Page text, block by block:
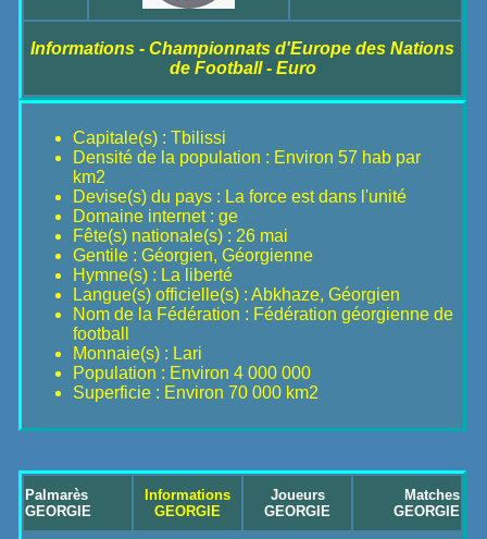
Informations - Championnats d'Europe des Nations
de Football - Euro
Capitale(s) : Tbilissi
Densité de la population : Environ 57 hab par
km2
Devise(s) du pays : La force est dans l'unité
Domaine internet : ge
Fête(s) nationale(s) : 26 mai
Gentile : Géorgien, Géorgienne
Hymne(s) : La liberté
Langue(s) officielle(s) : Abkhaze, Géorgien
Nom de la Fédération : Fédération géorgienne de
football
Monnaie(s) : Lari
Population : Environ 4 000 000
Superficie : Environ 70 000 km2
Palmarès
GEORGIE
Informations
GEORGIE
Joueurs
GEORGIE
Matches
GEORGIE